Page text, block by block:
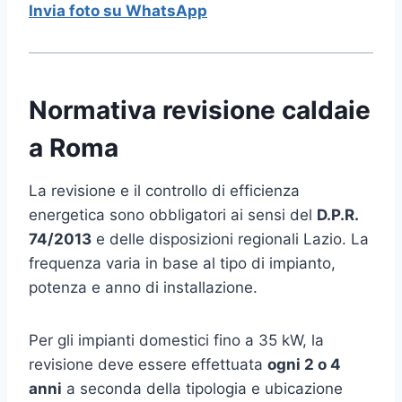
Invia foto su WhatsApp
Normativa revisione caldaie
a Roma
La revisione e il controllo di efficienza
energetica sono obbligatori ai sensi del D.P.R.
74/2013 e delle disposizioni regionali Lazio. La
frequenza varia in base al tipo di impianto,
potenza e anno di installazione.
Per gli impianti domestici fino a 35 kW, la
revisione deve essere effettuata ogni 2 o 4
anni a seconda della tipologia e ubicazione